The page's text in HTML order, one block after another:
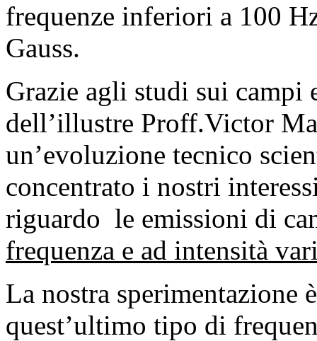
frequenze inferiori a 100
Gauss.
Grazie agli studi sui campi
dell’illustre Proff.Victor
un’evoluzione tecnico
concentrato i nostri
riguardo le emissioni di
frequenza e ad intensità
La nostra sperimentazione
quest’ultimo tipo di